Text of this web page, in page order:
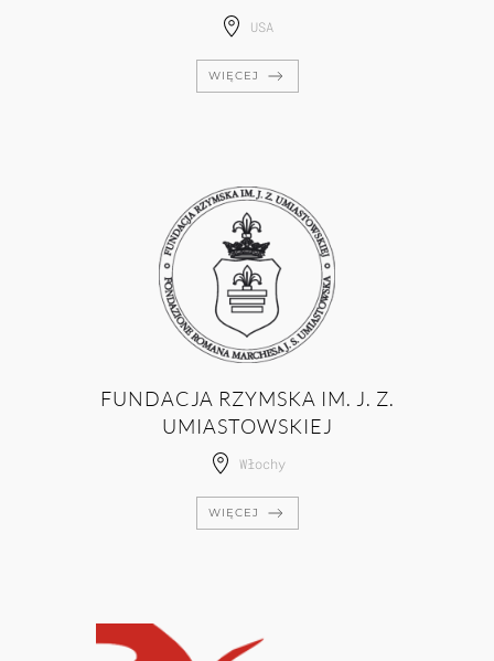
USA
WIĘCEJ
FUNDACJA RZYMSKA IM. J. Z.
UMIASTOWSKIEJ
Włochy
WIĘCEJ